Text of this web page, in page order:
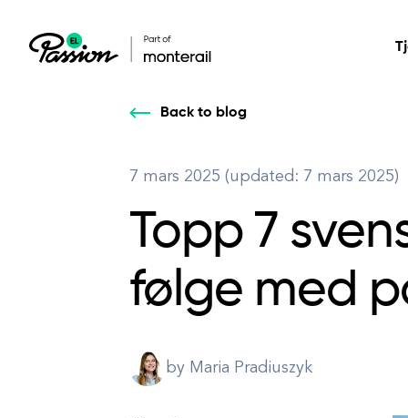
Våre tjenester: bygge,
digitale produkt.
Våre tjenester: bygge,
digitale produkt.
Back to blog
7 mars 2025 (updated: 7 mars 2025)
Topp 7
følge med
by Maria Pradiuszyk